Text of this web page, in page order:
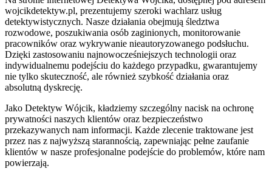
wojcikdetektyw.pl, prezentujemy szeroki wachlarz usług
detektywistycznych. Nasze działania obejmują śledztwa
rozwodowe, poszukiwania osób zaginionych, monitorowanie
pracowników oraz wykrywanie nieautoryzowanego podsłuchu.
Dzięki zastosowaniu najnowocześniejszych technologii oraz
indywidualnemu podejściu do każdego przypadku, gwarantujemy
nie tylko skuteczność, ale również szybkość działania oraz
absolutną dyskrecję.
Jako Detektyw Wójcik, kładziemy szczególny nacisk na ochronę
prywatności naszych klientów oraz bezpieczeństwo
przekazywanych nam informacji. Każde zlecenie traktowane jest
przez nas z najwyższą starannością, zapewniając pełne zaufanie
klientów w nasze profesjonalne podejście do problemów, które nam
powierzają.